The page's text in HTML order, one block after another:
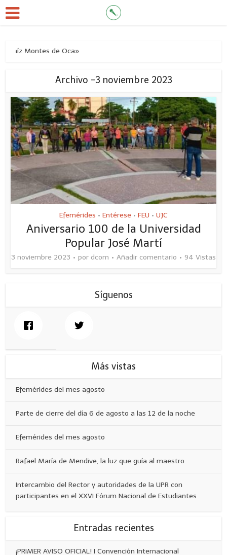
Saíz Montes de Oca»
Archivo -3 noviembre 2023
Efemérides • Entérese • FEU • UJC
Aniversario 100 de la Universidad
Popular José Martí
3 noviembre 2023 por dcom Añadir comentario 94 Vistas
Síguenos
Más vistas
Efemérides del mes agosto
Parte de cierre del día 6 de agosto a las 12 de la noche
Efemérides del mes agosto
Rafael María de Mendive, la luz que guía al maestro
Intercambio del Rector y autoridades de la UPR con
participantes en el XXVI Fórum Nacional de Estudiantes
Entradas recientes
¡PRIMER AVISO OFICIAL! I Convención Internacional